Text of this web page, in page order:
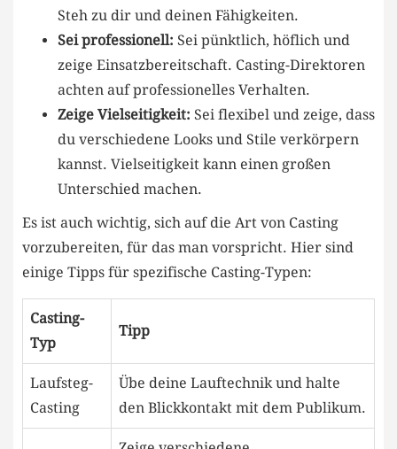
Steh zu dir und deinen Fähigkeiten.
Sei professionell: Sei pünktlich, ⁣höflich und
zeige Einsatzbereitschaft. Casting-Direktoren
achten auf professionelles Verhalten.
Zeige Vielseitigkeit: Sei flexibel und zeige, dass
du​ verschiedene Looks und Stile verkörpern
kannst. Vielseitigkeit kann einen großen
Unterschied machen.
Es ist auch wichtig, sich auf die Art von⁤ Casting
vorzubereiten, für ‍das man vorspricht. Hier sind
einige Tipps für spezifische Casting-Typen:
Casting-
Typ
Tipp
Laufsteg-
Casting
Übe deine Lauftechnik und halte
den Blickkontakt mit dem Publikum.